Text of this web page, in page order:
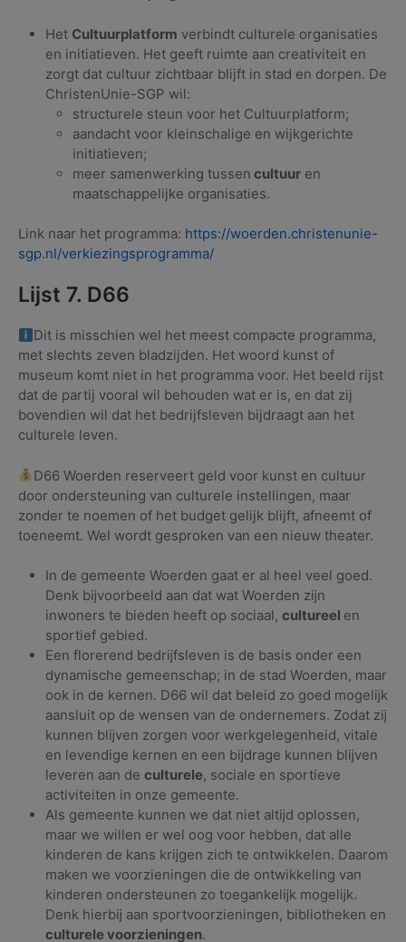
Het Cultuurplatform verbindt culturele organisaties
en initiatieven. Het geeft ruimte aan creativiteit en
zorgt dat cultuur zichtbaar blijft in stad en dorpen. De
ChristenUnie-SGP wil:
structurele steun voor het Cultuurplatform;
aandacht voor kleinschalige en wijkgerichte
initiatieven;
meer samenwerking tussen cultuur en
maatschappelijke organisaties.
Link naar het programma: https://woerden.christenunie-
sgp.nl/verkiezingsprogramma/
Lijst 7. D66
Dit is misschien wel het meest compacte programma,
met slechts zeven bladzijden. Het woord kunst of
museum komt niet in het programma voor. Het beeld rijst
dat de partij vooral wil behouden wat er is, en dat zij
bovendien wil dat het bedrijfsleven bijdraagt aan het
culturele leven.
D66 Woerden reserveert geld voor kunst en cultuur
door ondersteuning van culturele instellingen, maar
zonder te noemen of het budget gelijk blijft, afneemt of
toeneemt. Wel wordt gesproken van een nieuw theater.
In de gemeente Woerden gaat er al heel veel goed.
Denk bĳvoorbeeld aan dat wat Woerden zĳn
inwoners te bieden heeft op sociaal, cultureel en
sportief gebied.
Een florerend bedrĳfsleven is de basis onder een
dynamische gemeenschap; in de stad Woerden, maar
ook in de kernen. D66 wil dat beleid zo goed mogelĳk
aansluit op de wensen van de ondernemers. Zodat zĳ
kunnen blĳven zorgen voor werkgelegenheid, vitale
en levendige kernen en een bĳdrage kunnen blĳven
leveren aan de culturele, sociale en sportieve
activiteiten in onze gemeente.
Als gemeente kunnen we dat niet altĳd oplossen,
maar we willen er wel oog voor hebben, dat alle
kinderen de kans krĳgen zich te ontwikkelen. Daarom
maken we voorzieningen die de ontwikkeling van
kinderen ondersteunen zo toegankelĳk mogelĳk.
Denk hierbĳ aan sportvoorzieningen, bibliotheken en
culturele voorzieningen.